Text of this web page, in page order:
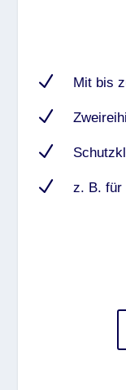
N Mit bis
N
N
N z. B. für